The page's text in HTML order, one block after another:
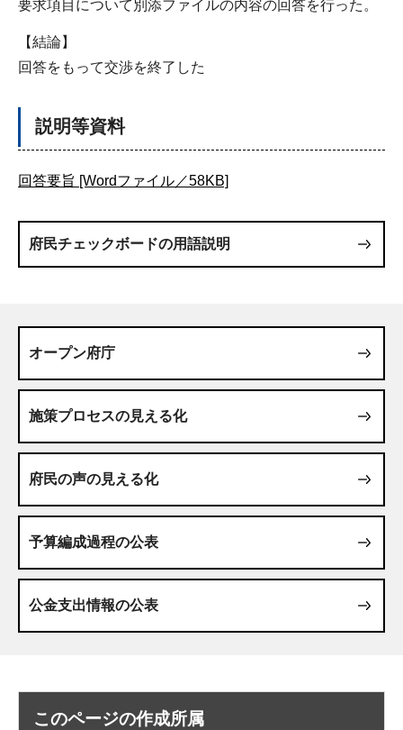
要求項目について別添ファイルの内容の回答を行った。
【結論】
回答をもって交渉を終了した
説明等資料
回答要旨 [Wordファイル／58KB]
府民チェックボードの用語説明
オープン府庁
施策プロセスの見える化
府民の声の見える化
予算編成過程の公表
公金支出情報の公表
このページの作成所属